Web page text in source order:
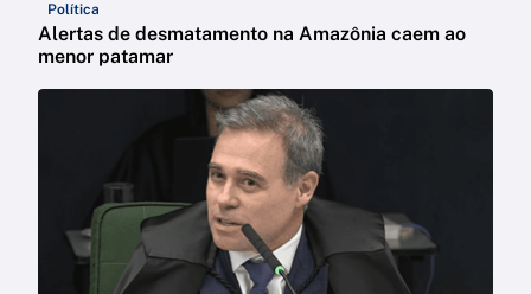
Política
Alertas de desmatamento na Amazônia caem ao
menor patamar